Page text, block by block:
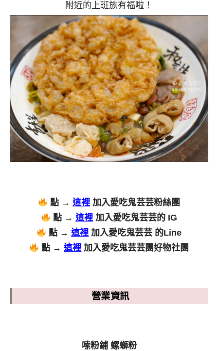
附近的上班族有福啦！
點 → 這裡 加入愛吃鬼芸芸粉絲團
點 →這裡 加入愛吃鬼芸芸的 IG
點 →這裡 加入愛吃鬼芸芸 的Line
點 → 這裡 加入愛吃鬼芸芸團好物社團
營業資訊
嗦粉鋪 螺螄粉